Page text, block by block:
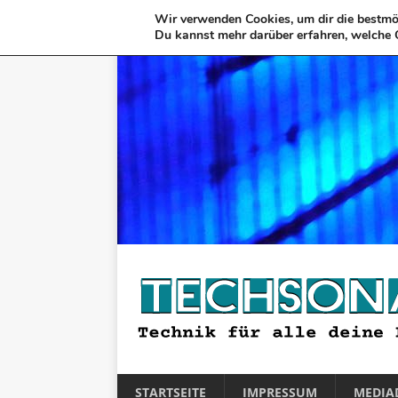
STARTSEITE IMPRESSUM
Wir verwenden Cookies, um dir die
Du kannst mehr darüber erfahren,